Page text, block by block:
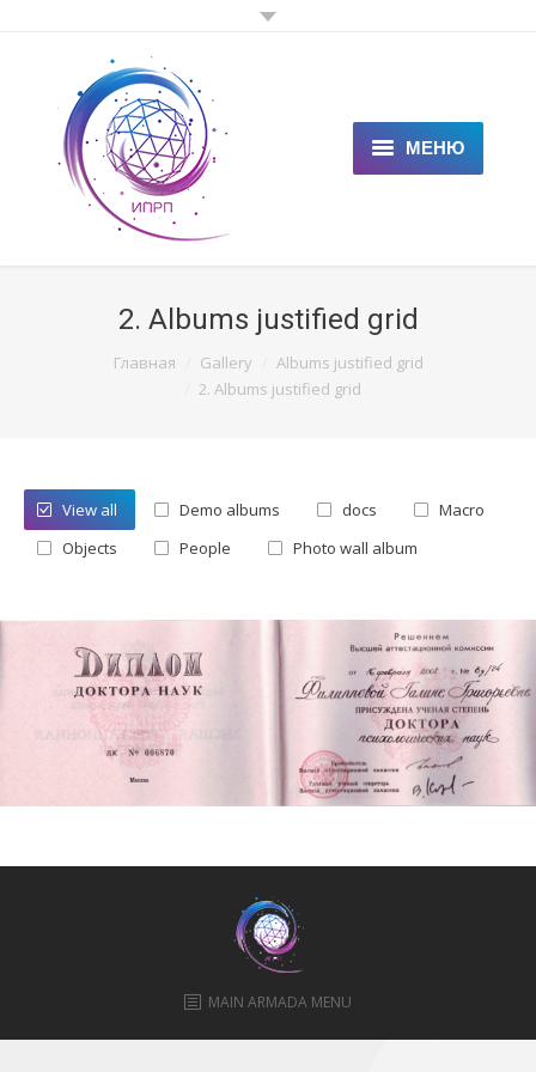
МЕНЮ
ГЛАВНАЯ
СПЕЦИАЛИСТАМ
ЦЕНЫ
СТАТЬИ
ПРАВИЛА
2. Albums justified grid
You are here:Главная Gallery
Albums justified grid
2. Albums justified grid
View all Demo albums docs
Macro
Objects
People Photo wall album
MAIN ARMADA MENU